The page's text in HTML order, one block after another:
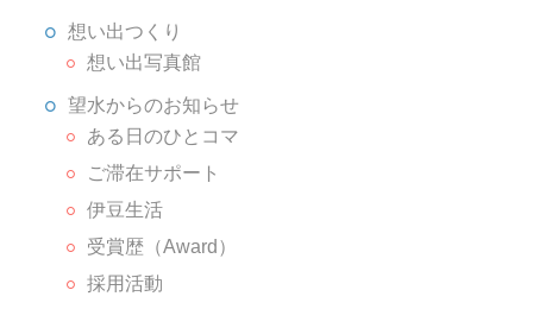
想い出つくり
想い出写真館
望水からのお知らせ
ある日のひとコマ
ご滞在サポート
伊豆生活
受賞歴（Award）
採用活動